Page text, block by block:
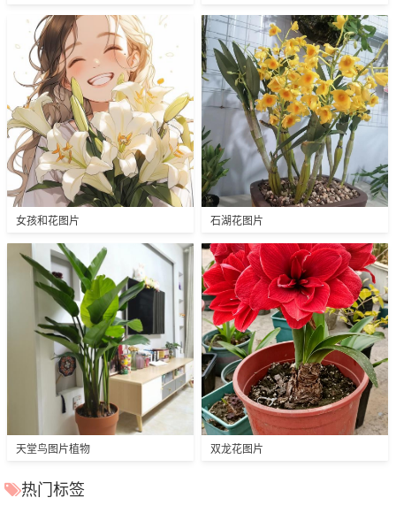
女孩和花图片 石湖花图片
天堂鸟图片植物 双龙花图片
热门标签